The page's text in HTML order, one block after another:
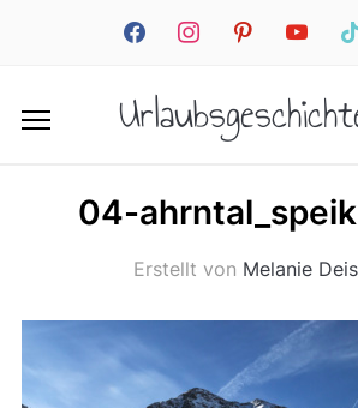
facebookinstagrampinterestyoutube
04-
Erstellt von Melanie